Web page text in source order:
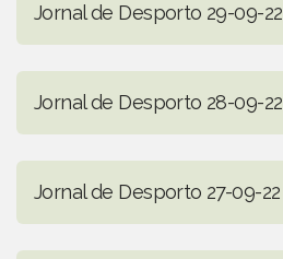
Jornal de Desporto 29-09-22
Jornal de Desporto 28-09-22
Jornal de Desporto 27-09-22